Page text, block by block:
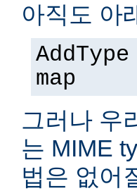
아직도 아
map
그러나 우
는 MIME
법은 없어